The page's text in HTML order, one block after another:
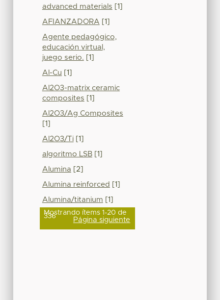
advanced materials [1]
AFIANZADORA [1]
Agente pedagógico,
educación virtual,
juego serio. [1]
Al-Cu [1]
Al2O3-matrix ceramic
composites [1]
Al2O3/Ag Composites
[1]
Al2O3/Ti[1]
algoritmo LSB[1]
Alumina [2]
Alumina reinforced [1]
Alumina/titanium [1]
Mostrando ítems 1-20 de
336 Página siguiente